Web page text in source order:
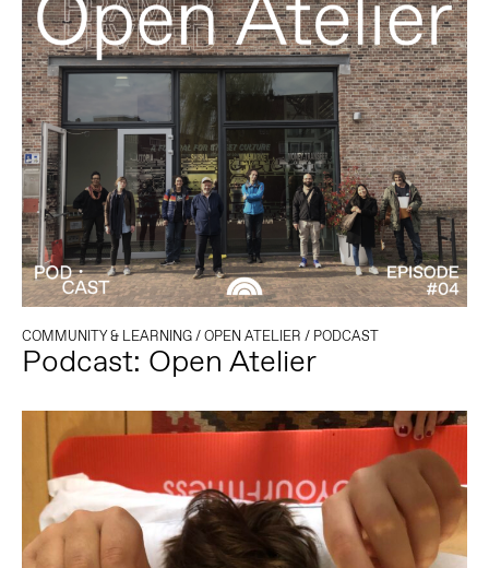
COMMUNITY & LEARNING/OPEN ATELIER / PODCAST
Podcast: Open Atelier